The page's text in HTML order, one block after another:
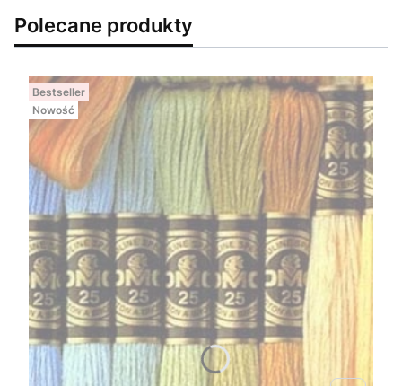
Polecane produkty
Bestseller
Nowość